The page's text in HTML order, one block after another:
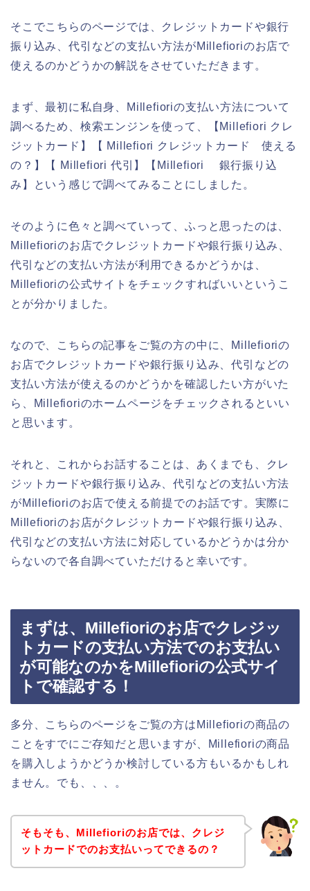
そこでこちらのページでは、クレジットカードや銀行
振り込み、代引などの支払い方法がMillefioriのお店で
使えるのかどうかの解説をさせていただきます。
まず、最初に私自身、Millefioriの支払い方法について
調べるため、検索エンジンを使って、【Millefiori クレ
ジットカード】【 Millefiori クレジットカード 使える
の？】【 Millefiori 代引】【Millefiori 銀行振り込
み】という感じで調べてみることにしました。
そのように色々と調べていって、ふっと思ったのは、
Millefioriのお店でクレジットカードや銀行振り込み、
代引などの支払い方法が利用できるかどうかは、
Millefioriの公式サイトをチェックすればいいというこ
とが分かりました。
なので、こちらの記事をご覧の方の中に、Millefioriの
お店でクレジットカードや銀行振り込み、代引などの
支払い方法が使えるのかどうかを確認したい方がいた
ら、Millefioriのホームページをチェックされるといい
と思います。
それと、これからお話することは、あくまでも、クレ
ジットカードや銀行振り込み、代引などの支払い方法
がMillefioriのお店で使える前提でのお話です。実際に
Millefioriのお店がクレジットカードや銀行振り込み、
代引などの支払い方法に対応しているかどうかは分か
らないので各自調べていただけると幸いです。
まずは、Millefioriのお店でクレジッ
トカードの支払い方法でのお支払い
が可能なのかをMillefioriの公式サイ
トで確認する！
多分、こちらのページをご覧の方はMillefioriの商品の
ことをすでにご存知だと思いますが、Millefioriの商品
を購入しようかどうか検討している方もいるかもしれ
ません。でも、、、。
そもそも、Millefioriのお店では、クレジ
ットカードでのお支払いってできるの？